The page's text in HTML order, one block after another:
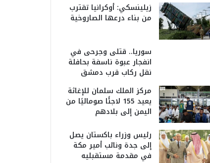
زيلينسكي: أوكرانيا تقترب
من بناء درعها الصاروخية
سوريا.. قتلى وجرحى في
انفجار عبوة ناسفة بحافلة
نقل ركاب قرب دمشق
مركز الملك سلمان للإغاثة
يعيد 155 لاجئًا صوماليًا من
اليمن إلى بلادهم
رئيس وزراء باكستان يصل
إلى جدة ونائب أمير مكة
في مقدمة مستقبليه